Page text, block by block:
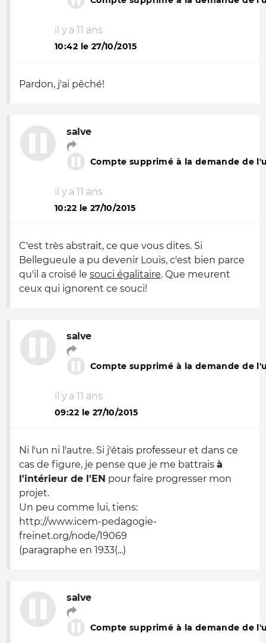
il y a 11 ans
10:42 le 27/10/2015
Pardon, j'ai pêché!
salve
Compte supprimé à la demande de
il y a 11 ans
10:22 le 27/10/2015
C'est très abstrait, ce que vous dites. Si
Bellegueule a pu devenir Louis, c'est bien parce
qu'il a croisé le souci égalitaire. Que meurent
ceux qui ignorent ce souci!
salve
Compte supprimé à la demande de
il y a 11 ans
09:22 le 27/10/2015
Ni l'un ni l'autre. Si j'étais professeur et dans ce
cas de figure, je pense que je me battrais à
l'intérieur de l'EN pour faire progresser mon
projet.
Un peu comme lui, tiens:
http://www.icem-pedagogie-
freinet.org/node/19069
(paragraphe en 1933(...)
salve
Compte supprimé à la demande de